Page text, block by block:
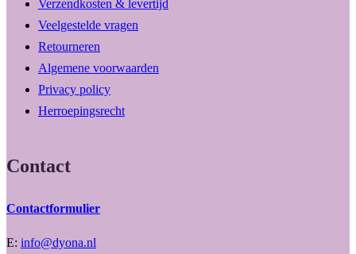
Verzendkosten & levertijd
Veelgestelde vragen
Retourneren
Algemene voorwaarden
Privacy policy
Herroepingsrecht
Contact
Contactformulier
E: info@dyona.nl